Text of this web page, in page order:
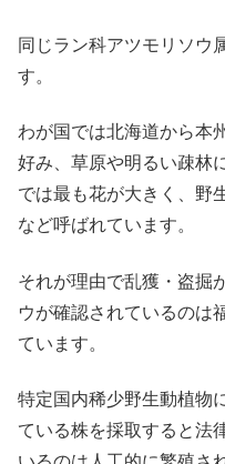
同じラン科アツモリソウ
す。
わが国では北海道から本
好み、草原や明るい疎林
では最も花が大きく、野
など呼ばれています。
それが理由で乱獲・盗掘
ウが確認されているのは
ています。
特定国内稀少野生動植物
ている株を採取すると法